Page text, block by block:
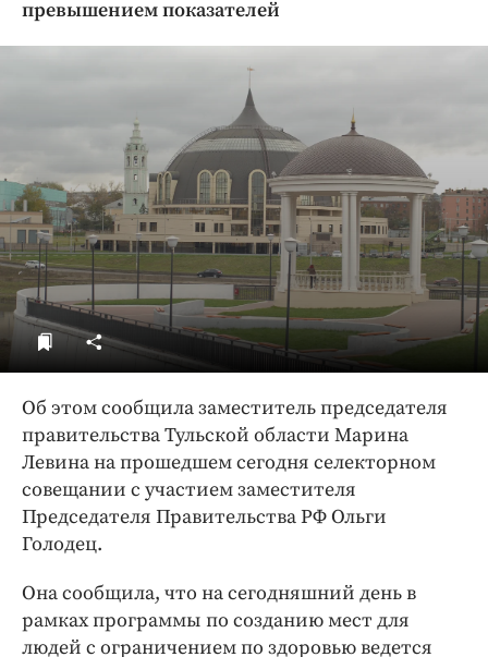
превышением показателей
Об этом сообщила заместитель председателя
правительства Тульской области Марина
Левина на прошедшем сегодня селекторном
совещании с участием заместителя
Председателя Правительства РФ Ольги
Голодец.
Она сообщила, что на сегодняшний день в
рамках программы по созданию мест для
людей с ограничением по здоровью ведется